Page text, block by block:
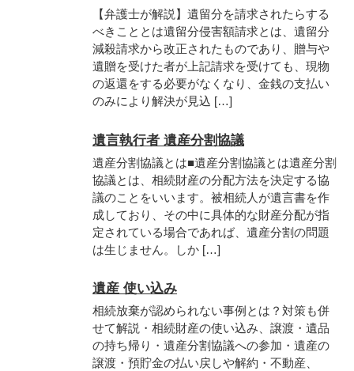
【弁護士が解説】遺留分を請求されたらする
べきこととは遺留分侵害額請求とは、遺留分
減殺請求から改正されたものであり、贈与や
遺贈を受けた者が上記請求を受けても、現物
の返還をする必要がなくなり、金銭の支払い
のみにより解決が見込 […]
遺言執行者 遺産分割協議
遺産分割協議とは■遺産分割協議とは遺産分割
協議とは、相続財産の分配方法を決定する協
議のことをいいます。被相続人が遺言書を作
成しており、その中に具体的な財産分配が指
定されている場合であれば、遺産分割の問題
は生じません。しか […]
遺産 使い込み
相続放棄が認められない事例とは？対策も併
せて解説・相続財産の使い込み、譲渡・遺品
の持ち帰り・遺産分割協議への参加・遺産の
譲渡・預貯金の払い戻しや解約・不動産、